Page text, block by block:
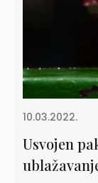
10.03.2022.
Usvojen